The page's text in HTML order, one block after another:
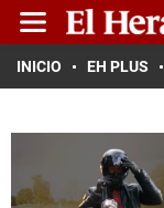
INICIO EH PLUS